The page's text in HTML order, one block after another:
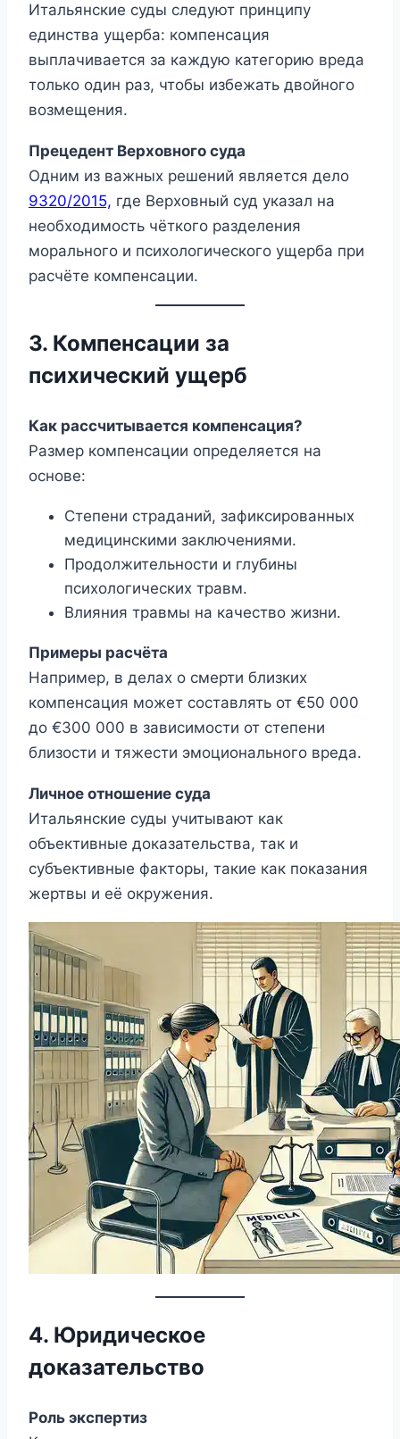
Итальянские суды следуют принципу
единства ущерба: компенсация
выплачивается за каждую категорию вреда
только один раз, чтобы избежать двойного
возмещения.
Прецедент Верховного суда
Одним из важных решений является дело
9320/2015, где Верховный суд указал на
необходимость чёткого разделения
морального и психологического ущерба при
расчёте компенсации.
3. Компенсации за
психический ущерб
Как рассчитывается компенсация?
Размер компенсации определяется на
основе:
Степени страданий, зафиксированных
медицинскими заключениями.
Продолжительности и глубины
психологических травм.
Влияния травмы на качество жизни.
Примеры расчёта
Например, в делах о смерти близких
компенсация может составлять от €50 000
до €300 000 в зависимости от степени
близости и тяжести эмоционального вреда.
Личное отношение суда
Итальянские суды учитывают как
объективные доказательства, так и
субъективные факторы, такие как показания
жертвы и её окружения.
4. Юридическое
доказательство
Роль экспертиз